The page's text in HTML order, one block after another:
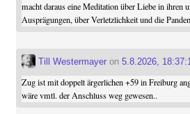
macht daraus eine Meditation über Liebe in ihren
Ausprägungen, über Verletzlichkeit und die
Till Westermayeron 5.8.2026,
Zug ist mit doppelt ärgerlichen +59 in Freiburg
wäre vmtl. der Anschluss weg gewesen..